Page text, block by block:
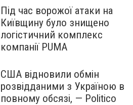
Під час ворожої атаки на
Київщину було знищено
логістичний комплекс
компанії PUMA
США відновили обмін
розвідданими з Україною в
повному обсязі, — Politico